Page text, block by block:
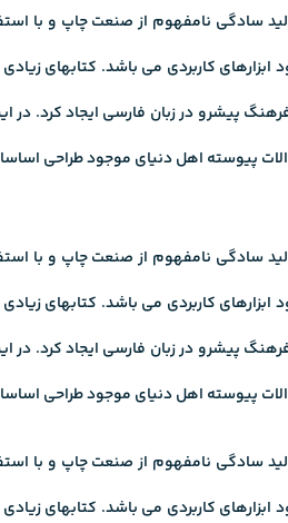
نامفهوم از صنعت چاپ و با
ابزارهای کاربردی می باشد. کتابهای
پیشرو در زبان فارسی ایجاد کرد.
پیوسته اهل دنیای موجود طراحی اساسا
نامفهوم از صنعت چاپ و با
ابزارهای کاربردی می باشد. کتابهای
پیشرو در زبان فارسی ایجاد کرد.
پیوسته اهل دنیای موجود طراحی اساسا
نامفهوم از صنعت چاپ و با
ابزارهای کاربردی می باشد. کتابهای